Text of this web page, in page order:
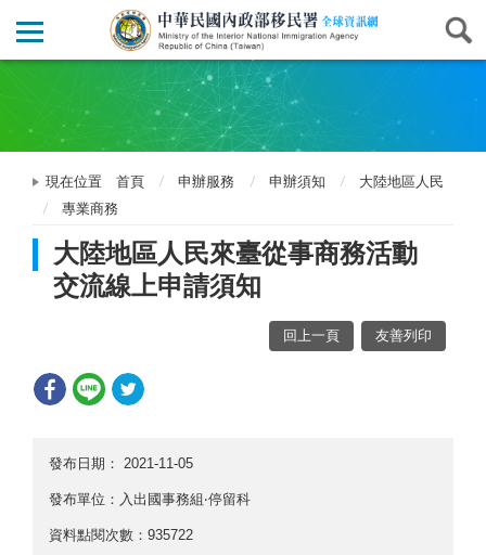
現在位置 首頁 申辦服務 申辦須知
大陸地區人民
專業商務
大陸地區人民來臺從事商務活動
交流線上申請須知
回上一頁 友善列印
發布日期： 2021-11-05
發布單位：入出國事務組‧停留科
資料點閱次數：935722